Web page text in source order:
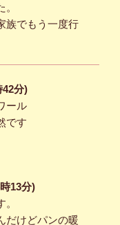
族でもう一度行
42分)
ール
です
13分)
だけどパンの暖